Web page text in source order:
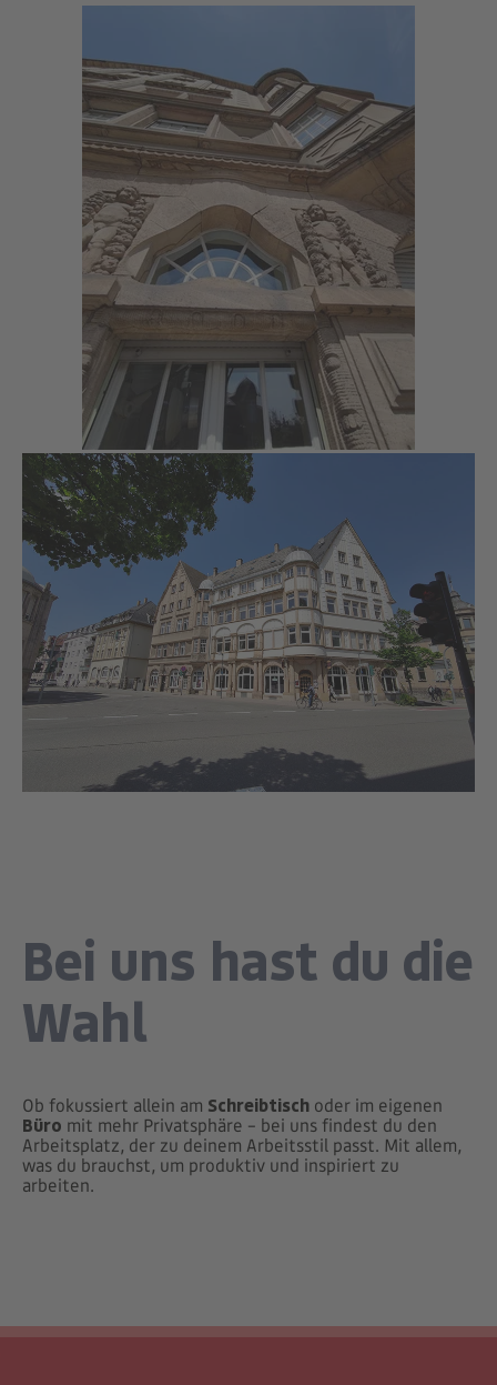
Bei uns hast du die
Wahl
Ob fokussiert allein am Schreibtisch oder im eigenen
Büro mit mehr Privatsphäre – bei uns findest du den
Arbeitsplatz, der zu deinem Arbeitsstil passt. Mit allem,
was du brauchst, um produktiv und inspiriert zu
arbeiten.